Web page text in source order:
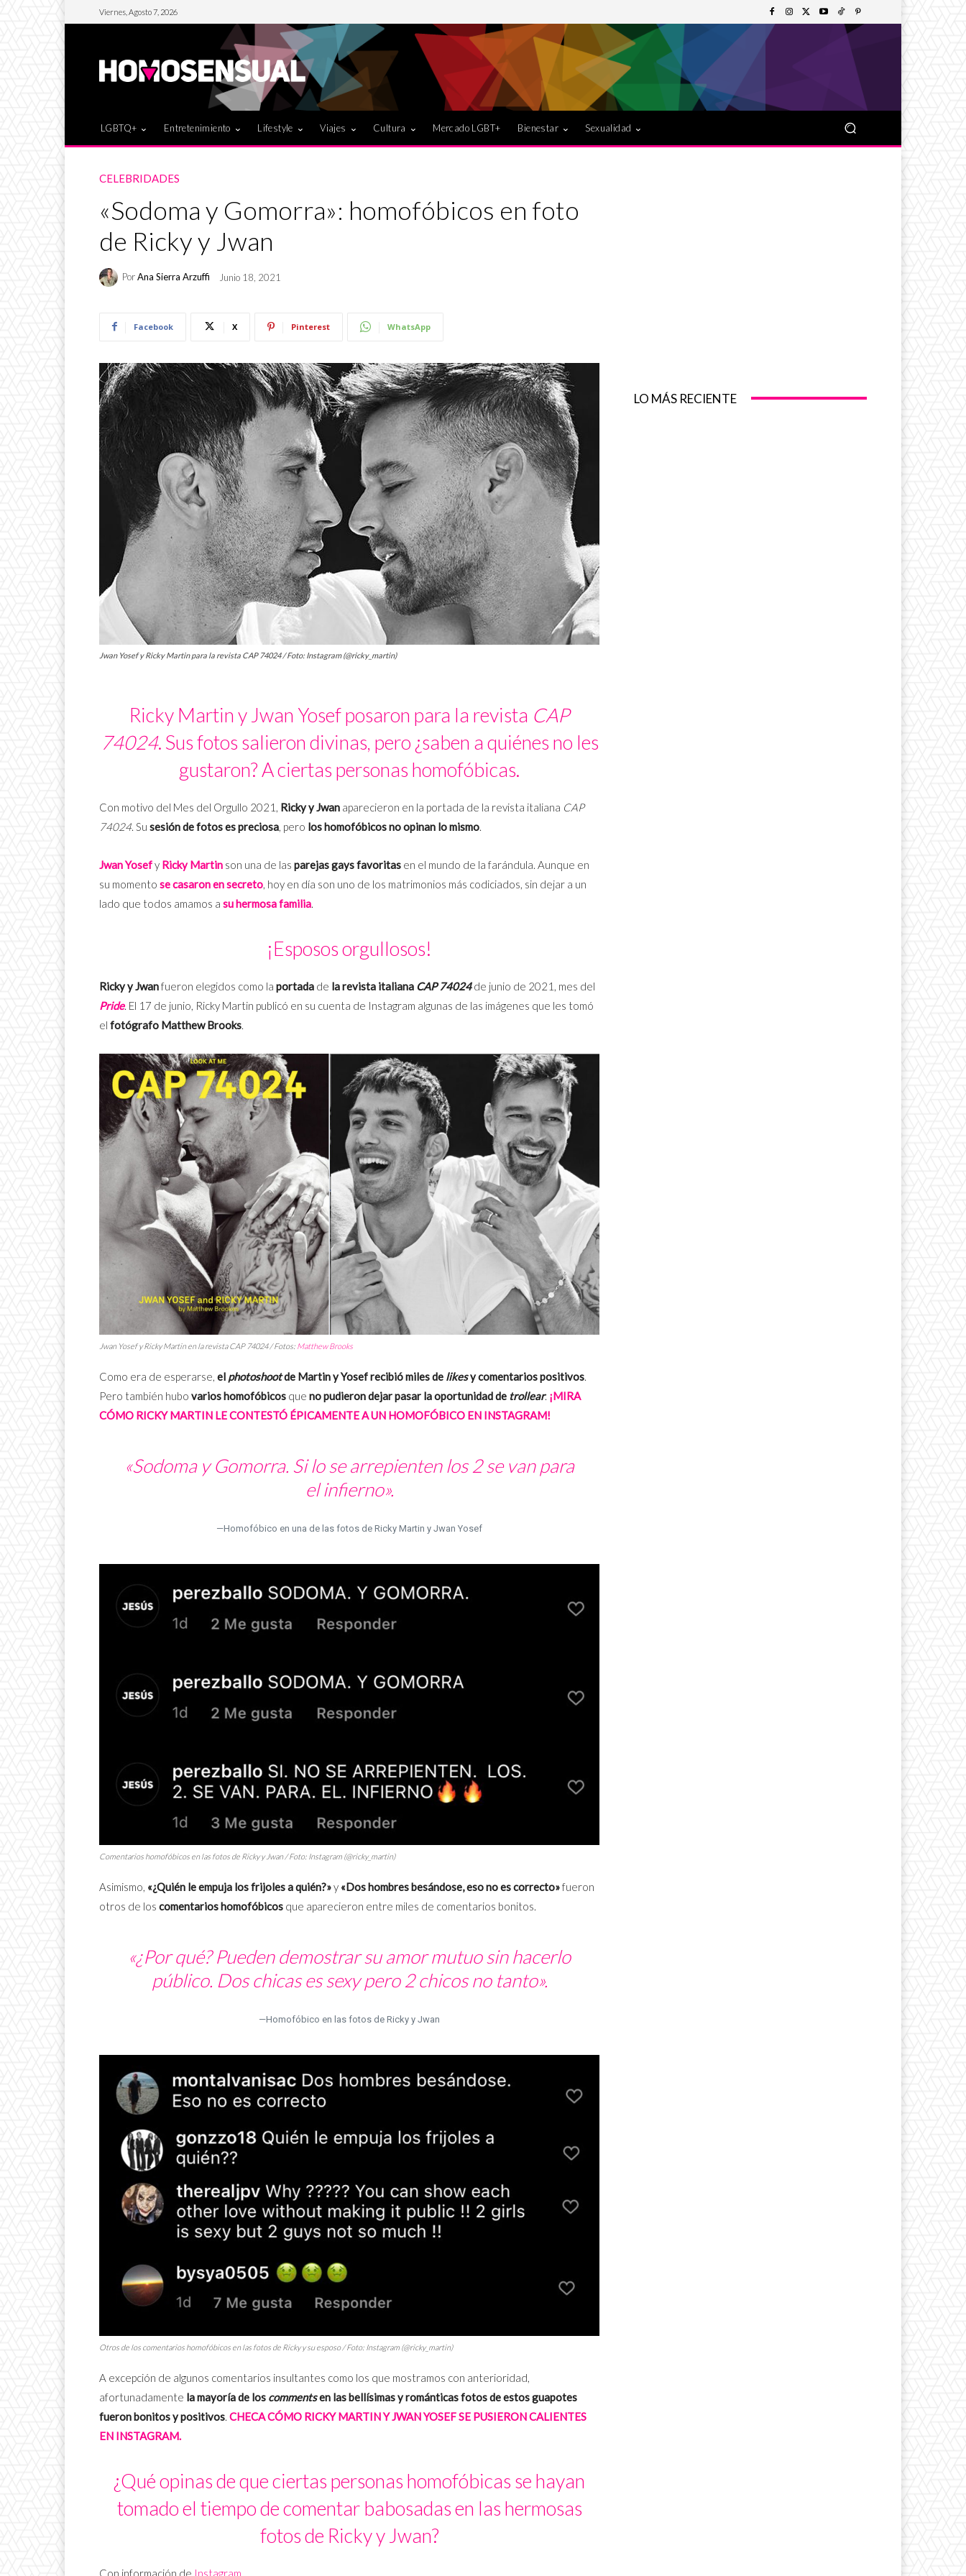
Viernes, Agosto 7, 2026
LGBTQ+ Entretenimiento Lifestyle Viajes Cultura Mercado LGBT+ Bienestar Sexualidad
CELEBRIDADES
«Sodoma y Gomorra»: homofóbicos en foto
de Ricky y Jwan
PorAna Sierra Arzuffi Junio 18, 2021
Facebook X Pinterest WhatsApp
Jwan Yosef y Ricky Martin para la revista CAP 74024 / Foto: Instagram (@ricky_martin)
Ricky Martin y Jwan Yosef posaron para la revista CAP
74024. Sus fotos salieron divinas, pero ¿saben a quiénes no les
gustaron? A ciertas personas homofóbicas.
Con motivo del Mes del Orgullo 2021, Ricky y Jwan aparecieron en la portada de la revista italiana CAP
74024. Su sesión de fotos es preciosa, pero los homofóbicos no opinan lo mismo.
Jwan Yosefy Ricky Martin son una de las parejas gays favoritas en el mundo de la farándula. Aunque en
su momento se casaron en secreto, hoy en día son uno de los matrimonios más codiciados, sin dejar a un
lado que todos amamos a su hermosa familia.
¡Esposos orgullosos!
Ricky y Jwanfueron elegidos como la portada de la revista italiana CAP 74024 de junio de 2021, mes del
Pride. El 17 de junio, Ricky Martin publicó en su cuenta de Instagram algunas de las imágenes que les tomó
el fotógrafo Matthew Brooks.
Jwan Yosef y Ricky Martin en la revistaCAP 74024/ Fotos: Matthew Brooks
Como era de esperarse, el photoshootde Martin y Yosef recibió miles de likesy comentarios positivos.
Pero también hubo varios homofóbicos que no pudieron dejar pasar la oportunidad de trollear. ¡MIRA
CÓMO RICKY MARTIN LE CONTESTÓ ÉPICAMENTE A UN HOMOFÓBICO EN INSTAGRAM!
«Sodoma y Gomorra. Si lo se arrepienten los 2 se van para
el infierno».
—Homofóbico en una de las fotos de Ricky Martin y Jwan Yosef
Comentarios homofóbicos en las fotos de Ricky y Jwan / Foto: Instagram (@ricky_martin)
Asimismo, «¿Quién le empuja los frijoles a quién?»y «Dos hombres besándose, eso no es correcto»fueron
otros de los comentarios homofóbicos que aparecieron entre miles de comentarios bonitos.
«¿Por qué? Pueden demostrar su amor mutuo sin hacerlo
público. Dos chicas es sexy pero 2 chicos no tanto».
—Homofóbico en las fotos de Ricky y Jwan
Otros de los comentarios homofóbicos en las fotos de Ricky y su esposo / Foto: Instagram (@ricky_martin)
A excepción de algunos comentarios insultantes como los que mostramos con anterioridad,
afortunadamente la mayoría de los commentsen las bellísimas y románticas fotos de estos guapotes
fueron bonitos y positivos. CHECA CÓMO RICKY MARTIN Y JWAN YOSEF SE PUSIERON CALIENTES
EN INSTAGRAM.
¿Qué opinas de que ciertas personas homofóbicas se hayan
tomado el tiempo de comentar babosadas en las hermosas
fotos de Ricky y Jwan?
Con información de Instagram
LO MÁS RECIENTE